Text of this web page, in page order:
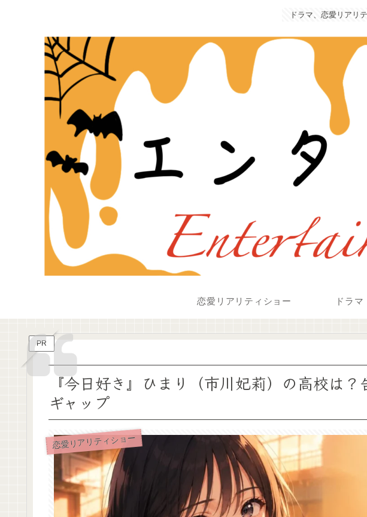
ドラマ、恋愛リアリ
恋愛リアリティショー ドラマ
PR
『今日好き』ひまり（市川妃莉）の高校は
ギャップ
恋愛リアリティショー